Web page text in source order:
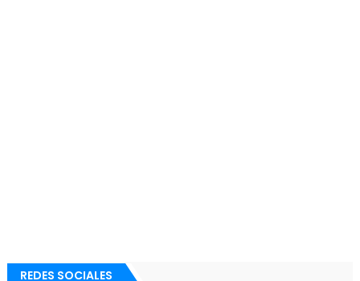
REDES SOCIALES